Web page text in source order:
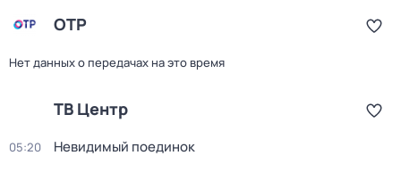
ОТР
Нет данных о передачах на это время
ТВ Центр
05:20 Невидимый поединок